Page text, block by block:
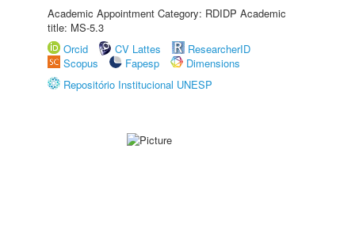
Academic Appointment Category: RDIDP Academic
title: MS-5.3
Orcid
CV Lattes
ResearcherID
Scopus
Fapesp
Dimensions
Repositório Institucional UNESP